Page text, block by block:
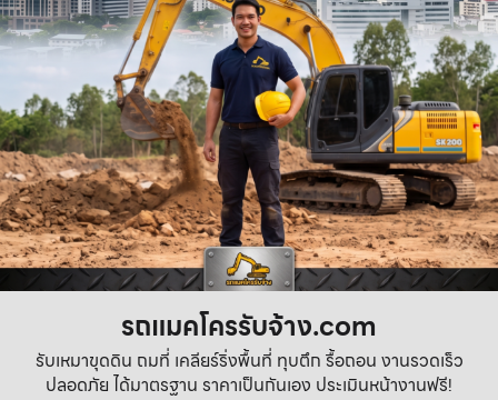
รถแมคโครรับจ้าง.com
รับเหมาขุดดิน ถมที่ เคลียร์ริ่งพื้นที่ ทุบตึก รื้อถอน งานรวดเร็ว
ปลอดภัย ได้มาตรฐาน ราคาเป็นกันเอง ประเมินหน้างานฟรี!